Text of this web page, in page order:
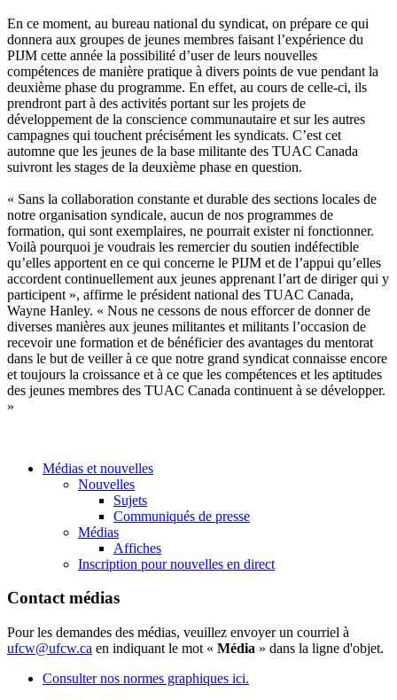
En ce moment, au bureau national du syndicat, on prépare ce qui
donnera aux groupes de jeunes membres faisant l’expérience du
PIJM cette année la possibilité d’user de leurs nouvelles
compétences de manière pratique à divers points de vue pendant la
deuxième phase du programme. En effet, au cours de celle-ci, ils
prendront part à des activités portant sur les projets de
développement de la conscience communautaire et sur les autres
campagnes qui touchent précisément les syndicats. C’est cet
automne que les jeunes de la base militante des TUAC Canada
suivront les stages de la deuxième phase en question.
« Sans la collaboration constante et durable des sections locales de
notre organisation syndicale, aucun de nos programmes de
formation, qui sont exemplaires, ne pourrait exister ni fonctionner.
Voilà pourquoi je voudrais les remercier du soutien indéfectible
qu’elles apportent en ce qui concerne le PIJM et de l’appui qu’elles
accordent continuellement aux jeunes apprenant l’art de diriger qui y
participent », affirme le président national des TUAC Canada,
Wayne Hanley. « Nous ne cessons de nous efforcer de donner de
diverses manières aux jeunes militantes et militants l’occasion de
recevoir une formation et de bénéficier des avantages du mentorat
dans le but de veiller à ce que notre grand syndicat connaisse encore
et toujours la croissance et à ce que les compétences et les aptitudes
des jeunes membres des TUAC Canada continuent à se développer.
»
Médias et nouvelles
Nouvelles
Sujets
Communiqués de presse
Médias
Affiches
Inscription pour nouvelles en direct
Contact médias
Pour les demandes des médias, veuillez envoyer un courriel à
ufcw@ufcw.ca en indiquant le mot « Média » dans la ligne d'objet.
Consulter nos normes graphiques ici.